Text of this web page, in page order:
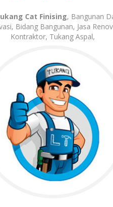
Cat Finising, Bangunan
Bidang Bangunan, Jasa
Kontraktor, Tukang Aspal,